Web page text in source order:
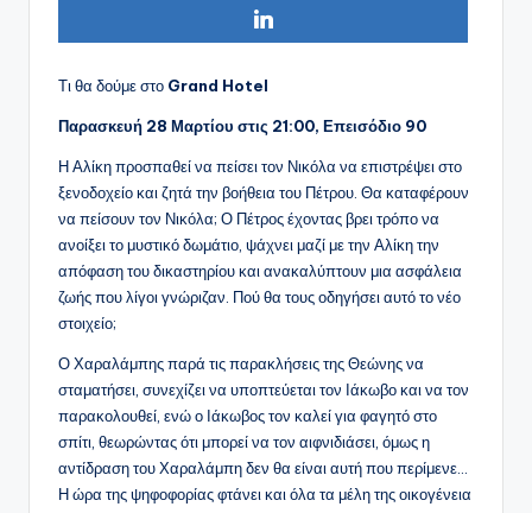
Τι θα δούμε στο Grand Hotel
Παρασκευή 28 Μαρτίου στις 21:00, Επεισόδιο 90
Η Αλίκη προσπαθεί να πείσει τον Νικόλα να επιστρέψει στο
ξενοδοχείο και ζητά την βοήθεια του Πέτρου. Θα καταφέρουν
να πείσουν τον Νικόλα; Ο Πέτρος έχοντας βρει τρόπο να
ανοίξει το μυστικό δωμάτιο, ψάχνει μαζί με την Αλίκη την
απόφαση του δικαστηρίου και ανακαλύπτουν μια ασφάλεια
ζωής που λίγοι γνώριζαν. Πού θα τους οδηγήσει αυτό το νέο
στοιχείο;
Ο Χαραλάμπης παρά τις παρακλήσεις της Θεώνης να
σταματήσει, συνεχίζει να υποπτεύεται τον Ιάκωβο και να τον
παρακολουθεί, ενώ ο Ιάκωβος τον καλεί για φαγητό στο
σπίτι, θεωρώντας ότι μπορεί να τον αιφνιδιάσει, όμως η
αντίδραση του Χαραλάμπη δεν θα είναι αυτή που περίμενε…
Η ώρα της ψηφοφορίας φτάνει και όλα τα μέλη της οικογένεια